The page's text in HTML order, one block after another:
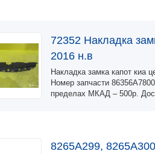
72352 Накладка
2016 н.в
Накладка замка капот киа
Номер запчасти
пределах МКАД – 500р.
8265A299,